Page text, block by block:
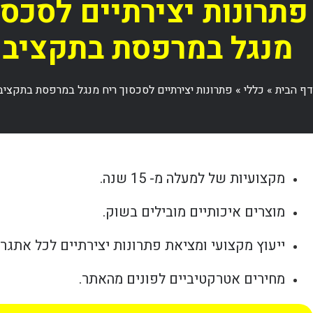
פתרונות יצירתיים
מנגל במרפסת בתקציב
דף הבית» כללי » פתרונות יצירתיים לסכסוך ריח מנגל במרפסת
מקצועיות של למעלה מ- 15 שנה.
מוצרים איכותיים מובילים בשוק.
ייעוץ מקצועי ומציאת פתרונות יצירתיים לכל
מחירים אטרקטיביים לפונים מהאתר.